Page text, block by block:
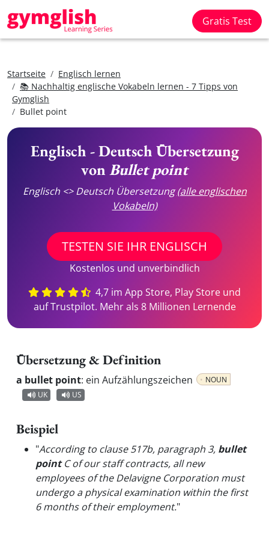
Gratis Test
Startseite
Englisch lernen
📚 Nachhaltig englische Vokabeln lernen - 7 Tipps von
Gymglish
Bullet point
Englisch - Deutsch Übersetzung
vonBullet point
Englisch <> Deutsch Übersetzung(alle englischen
Vokabeln)
TESTEN SIE IHR ENGLISCH
Kostenlos und unverbindlich
4,7 im App Store, Play Store und
auf Trustpilot. Mehr als 8 Millionen Lernende
Übersetzung & Definition
a bullet point: ein Aufzählungszeichen
NOUN
UK
US
Beispiel
"According to clause 517b, paragraph 3, bullet
pointC of our staff contracts, all new
employees of the Delavigne Corporation must
undergo a physical examination within the first
6 months of their employment."